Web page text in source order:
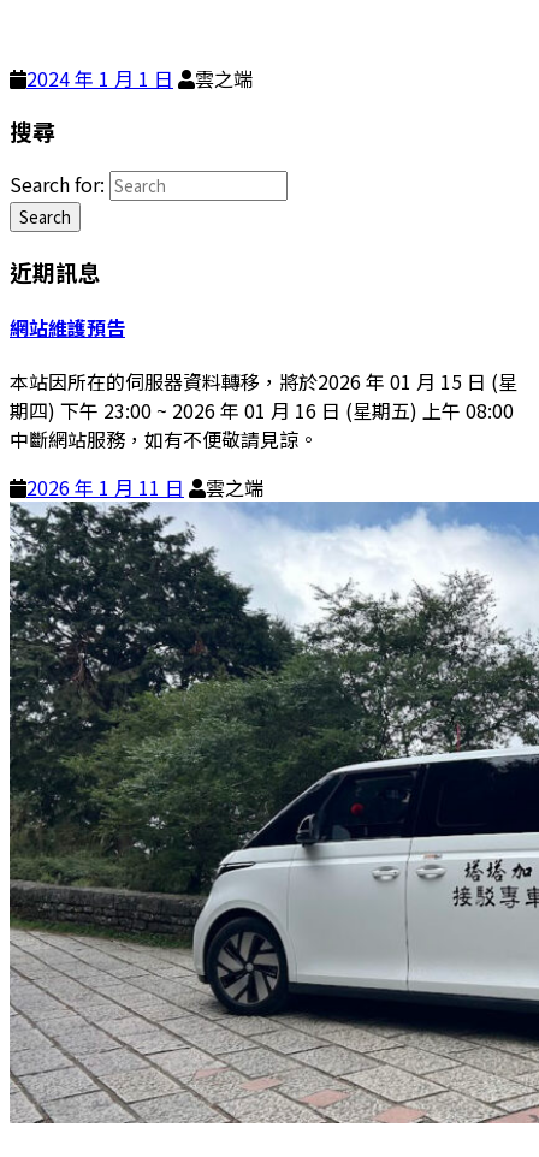
2024 年 1 月 1 日 雲之端
搜尋
Search for:
Search
近期訊息
網站維護預告
本站因所在的伺服器資料轉移，將於2026 年 01 月 15 日 (星
期四) 下午 23:00 ~ 2026 年 01 月 16 日 (星期五) 上午 08:00
中斷網站服務，如有不便敬請見諒。
2026 年 1 月 11 日
雲之端